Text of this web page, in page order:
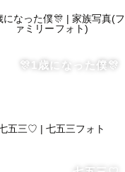
する＿＿＿＿
今では走って、自分
が蘇ってくると思い
🎊1歳になった僕🎊